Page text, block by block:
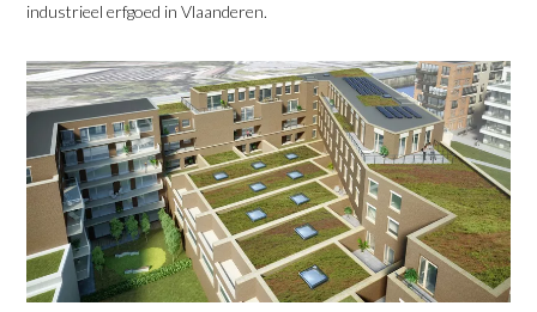
industrieel erfgoed in Vlaanderen.